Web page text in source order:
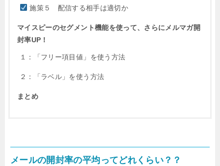
施策５ 配信する相手は適切か
マイスピーのセグメント機能を使って、さらにメルマガ開
封率UP！
１：「フリー項目値」を使う方法
２：「ラベル」を使う方法
まとめ
メールの開封率の平均ってどれくらい？？